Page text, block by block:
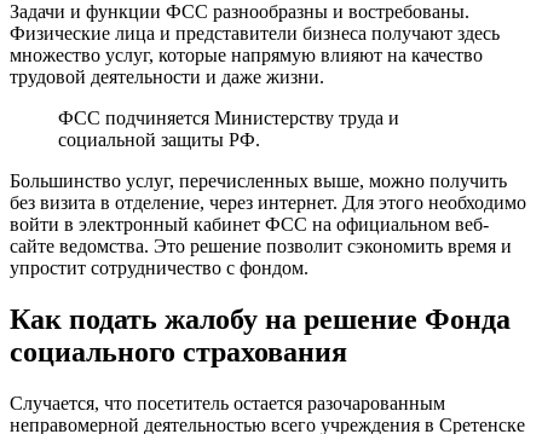
Задачи и функции ФСС разнообразны и востребованы.
Физические лица и представители бизнеса получают здесь
множество услуг, которые напрямую влияют на качество
трудовой деятельности и даже жизни.
ФСС подчиняется Министерству труда и
социальной защиты РФ.
Большинство услуг, перечисленных выше, можно получить
без визита в отделение, через интернет. Для этого необходимо
войти в электронный кабинет ФСС на официальном веб-
сайте ведомства. Это решение позволит сэкономить время и
упростит сотрудничество с фондом.
Как подать жалобу на решение Фонда
социального страхования
Случается, что посетитель остается разочарованным
неправомерной деятельностью всего учреждения в Сретенске